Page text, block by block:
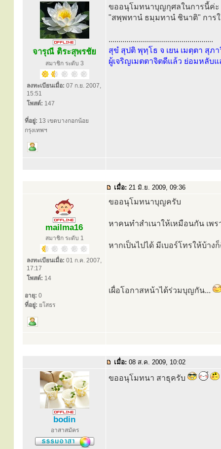
จารุณี ติระสุพรชัย
สมาชิก ระดับ 3
ลงทะเบียนเมื่อ: 07 ก.ย. 2007,
15:51
โพสต์: 147
ที่อยู่: 13 เขตบางกอกน้อย
กรุงเทพฯ
ขออนุโมทนาบุญกุศลในการนี้ค่ะ
"สพฺพทานํ ธมฺมทานํ ชินาติ" การ
.....................................................
สุขํ สุปติ พุทฺโธ จ เยน เมตฺตา สุภ
ผู้เจริญเมตตาจิตดีแล้ว ย่อมหลับ
เมื่อ: 21 มิ.ย. 2009, 09:36
mailma16
สมาชิก ระดับ 1
ลงทะเบียนเมื่อ: 01 ก.ค. 2007,
17:17
โพสต์: 14
อายุ: 0
ที่อยู่: ยโสธร
ขออนุโมทนาบุญครับ
หาคนทำสำเนาให้เหมือนกัน เพร
หากเป็นไปได้ มีเบอร์โทรให้บ้าง
เผื่อโอกาสหน้าได้ร่วมบุญกัน...
เมื่อ: 08 ส.ค. 2009, 10:02
bodin
อาสาสมัคร
ขออนุโมทนา สาธุครับ